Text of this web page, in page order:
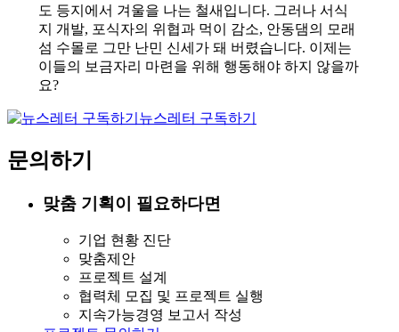
도 등지에서 겨울을 나는 철새입니다. 그러나 서식
지 개발, 포식자의 위협과 먹이 감소, 안동댐의 모래
섬 수몰로 그만 난민 신세가 돼 버렸습니다. 이제는
이들의 보금자리 마련을 위해 행동해야 하지 않을까
요?
뉴스레터 구독하기
문의하기
맞춤 기획이 필요하다면
기업 현황 진단
맞춤제안
프로젝트 설계
협력체 모집 및 프로젝트 실행
지속가능경영 보고서 작성